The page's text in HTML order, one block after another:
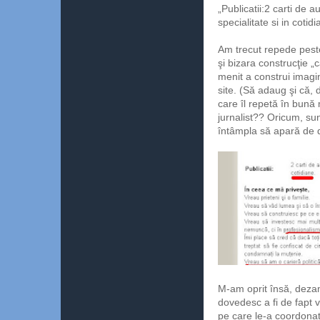
„Publicatii:2 carti de
specialitate si in
Am trecut repede
şi bizara construcţie
menit a construi
site. (Să adaug şi că,
care îl repetă în bună
jurnalist?? Oricum,
întâmpla să apară de
M-am oprit însă,
dovedesc a fi de fapt
pe care le-a